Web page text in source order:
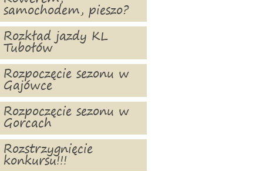
samochodem, pieszo?
Rozkład jazdy KL
Tubołów
Rozpoczęcie sezonu w
Gajówce
Rozpoczęcie sezonu w
Gorcach
Rozstrzygnięcie
konkursu!!!